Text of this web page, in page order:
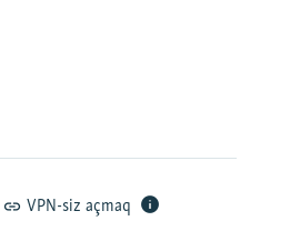
VPN-siz açmaq